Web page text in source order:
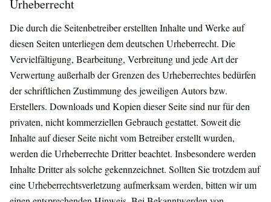
Urheberrecht
Die durch die Seitenbetreiber erstellten Inhalte und Werke auf
diesen Seiten unterliegen dem deutschen Urheberrecht. Die
Vervielfältigung, Bearbeitung, Verbreitung und jede Art der
Verwertung außerhalb der Grenzen des Urheberrechtes bedürfen
der schriftlichen Zustimmung des jeweiligen Autors bzw.
Erstellers. Downloads und Kopien dieser Seite sind nur für den
privaten, nicht kommerziellen Gebrauch gestattet. Soweit die
Inhalte auf dieser Seite nicht vom Betreiber erstellt wurden,
werden die Urheberrechte Dritter beachtet. Insbesondere werden
Inhalte Dritter als solche gekennzeichnet. Sollten Sie trotzdem auf
eine Urheberrechtsverletzung aufmerksam werden, bitten wir um